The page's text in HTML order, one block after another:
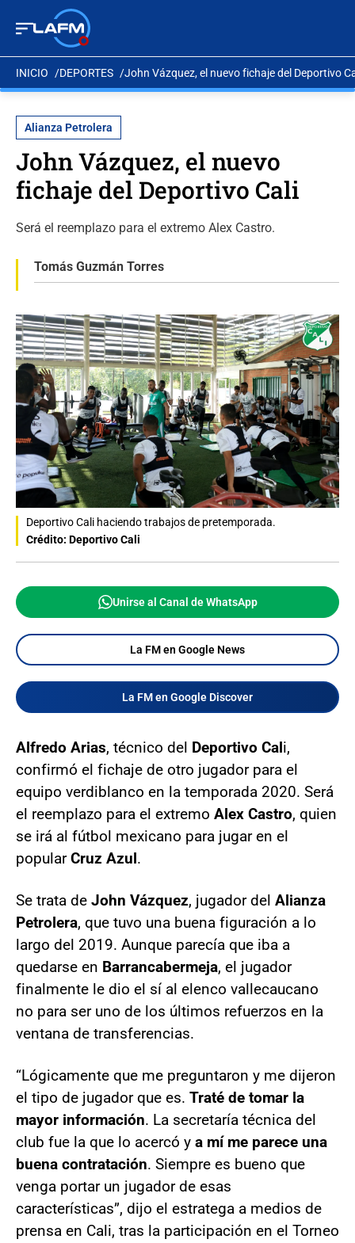
INICIO DEPORTES John Vázquez, el nuevo fichaje del Deportivo
Alianza Petrolera
John Vázquez, el nuevo
fichaje del Deportivo Cali
Será el reemplazo para el extremo Alex Castro.
Tomás Guzmán Torres
Deportivo Cali haciendo trabajos de pretemporada.
Crédito: Deportivo Cali
Unirse al Canal de WhatsApp
La FM en Google News
La FM en Google Discover
Alfredo Arias, técnico del Deportivo Cali,
confirmó el fichaje de otro jugador para el
equipo verdiblanco en la temporada 2020. Será
el reemplazo para el extremo Alex Castro, quien
se irá al fútbol mexicano para jugar en el
popularCruz Azul.
Se trata de John Vázquez, jugador del Alianza
Petrolera, que tuvo una buena figuración a lo
largo del 2019. Aunque parecía que iba a
quedarse en Barrancabermeja, el jugador
finalmente le dio el sí al elenco vallecaucano
no para ser uno de los últimos refuerzos en la
ventana de transferencias.
“Lógicamente que me preguntaron y me dijeron
el tipo de jugador que es. Traté de tomar la
mayor información. La secretaría técnica del
club fue la que lo acercó y a mí me parece una
buena contratación. Siempre es bueno que
venga portar un jugador de esas
características”, dijo el estratega a medios de
prensa en Cali, tras la participación en el Torneo